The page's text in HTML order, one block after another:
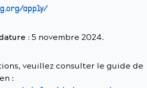
apply/
: 5 novembre 2024.
veuillez consulter le guide de
: